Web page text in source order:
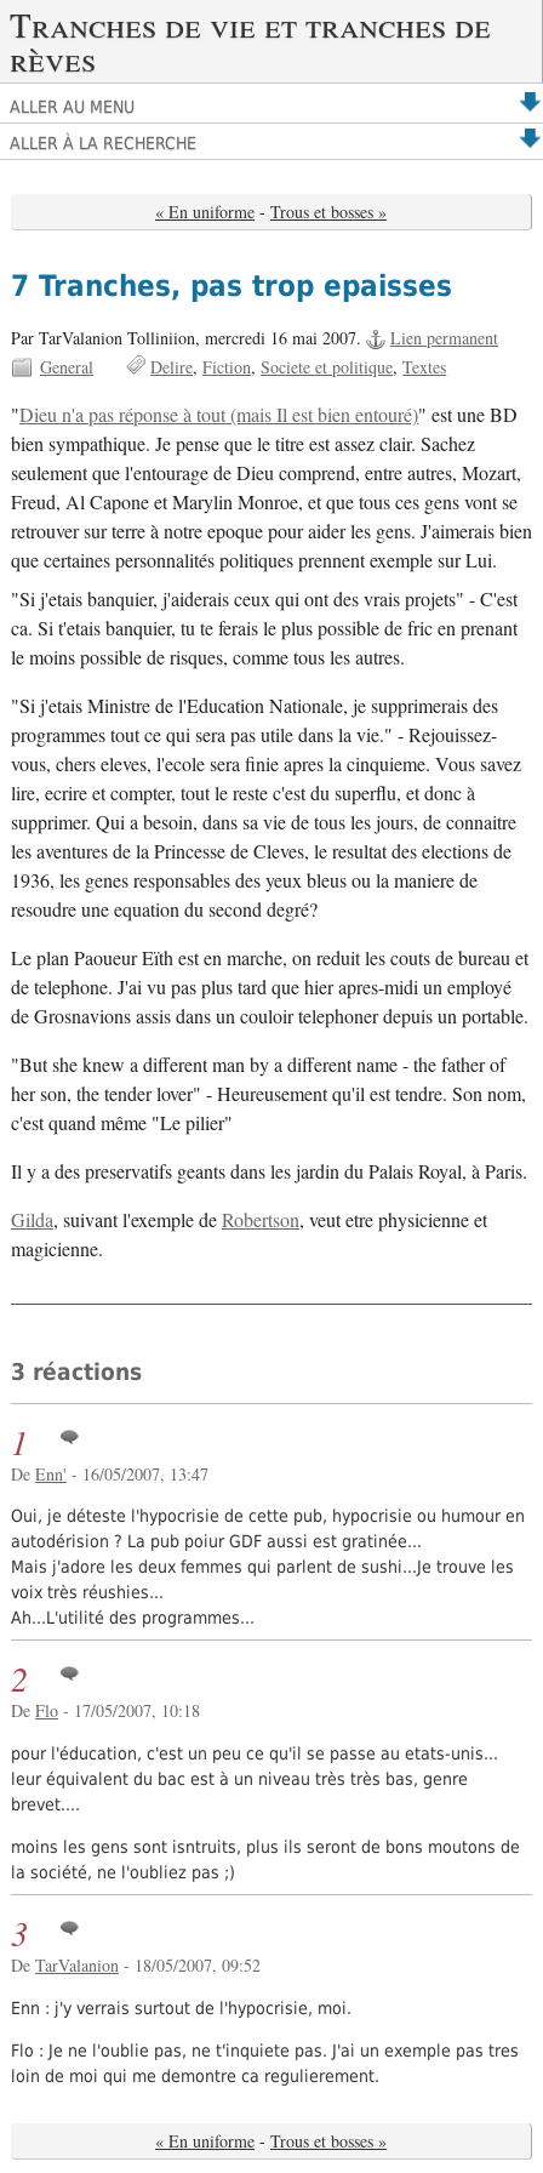
Tranches de vie et tranches de
rèves
ALLER AU MENU
ALLER À LA RECHERCHE
« En uniforme - Trous et bosses »
7 Tranches, pas trop epaisses
Par TarValanion Tolliniion, mercredi 16 mai 2007.
Lien permanent
General
Delire Fiction Societe et politique Textes
"Dieu n'a pas réponse à tout (mais Il est bien entouré)" est une BD
bien sympathique. Je pense que le titre est assez clair. Sachez
seulement que l'entourage de Dieu comprend, entre autres, Mozart,
Freud, Al Capone et Marylin Monroe, et que tous ces gens vont se
retrouver sur terre à notre epoque pour aider les gens. J'aimerais bien
que certaines personnalités politiques prennent exemple sur Lui.
"Si j'etais banquier, j'aiderais ceux qui ont des vrais projets" - C'est
ca. Si t'etais banquier, tu te ferais le plus possible de fric en prenant
le moins possible de risques, comme tous les autres.
"Si j'etais Ministre de l'Education Nationale, je supprimerais des
programmes tout ce qui sera pas utile dans la vie." - Rejouissez-
vous, chers eleves, l'ecole sera finie apres la cinquieme. Vous savez
lire, ecrire et compter, tout le reste c'est du superflu, et donc à
supprimer. Qui a besoin, dans sa vie de tous les jours, de connaitre
les aventures de la Princesse de Cleves, le resultat des elections de
1936, les genes responsables des yeux bleus ou la maniere de
resoudre une equation du second degré?
Le plan Paoueur Eïth est en marche, on reduit les couts de bureau et
de telephone. J'ai vu pas plus tard que hier apres-midi un employé
de Grosnavions assis dans un couloir telephoner depuis un portable.
"But she knew a different man by a different name - the father of
her son, the tender lover" - Heureusement qu'il est tendre. Son nom,
c'est quand même "Le pilier"
Il y a des preservatifs geants dans les jardin du Palais Royal, à Paris.
Gilda, suivant l'exemple deRobertson, veut etre physicienne et
magicienne.
3 réactions
1
De Enn' - 16/05/2007, 13:47
Oui, je déteste l'hypocrisie de cette pub, hypocrisie ou humour en
autodérision ? La pub poiur GDF aussi est gratinée...
Mais j'adore les deux femmes qui parlent de sushi...Je trouve les
voix très réushies...
Ah...L'utilité des programmes...
2
De Flo- 17/05/2007, 10:18
pour l'éducation, c'est un peu ce qu'il se passe au etats-unis...
leur équivalent du bac est à un niveau très très bas, genre
brevet....
moins les gens sont isntruits, plus ils seront de bons moutons de
la société, ne l'oubliez pas ;)
3
De TarValanion- 18/05/2007, 09:52
Enn : j'y verrais surtout de l'hypocrisie, moi.
Flo : Je ne l'oublie pas, ne t'inquiete pas. J'ai un exemple pas tres
loin de moi qui me demontre ca regulierement.
« En uniforme - Trous et bosses »